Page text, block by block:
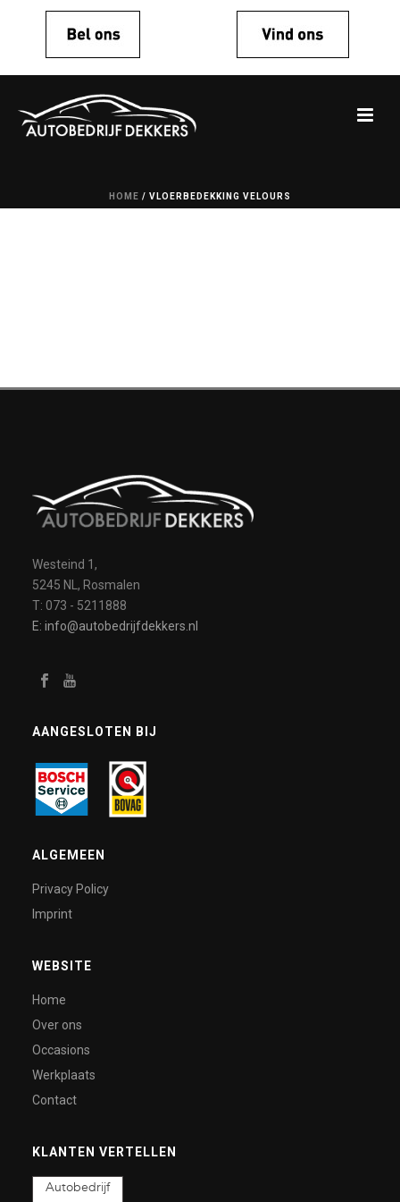
HOME / VLOERBEDEKKING VELOURS
Westeind 1,
5245 NL, Rosmalen
T: 073 - 5211888
E: info@autobedrijfdekkers.nl
AANGESLOTEN BIJ
ALGEMEEN
Privacy Policy
Imprint
WEBSITE
Home
Over ons
Occasions
Werkplaats
Contact
KLANTEN VERTELLEN
Autobedrijf